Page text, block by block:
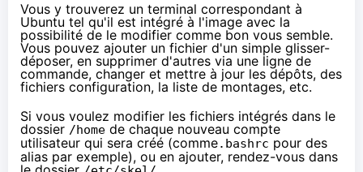
Vous y trouverez un terminal correspondant à
Ubuntu tel qu'il est intégré à l'image avec la
possibilité de le modifier comme bon vous semble.
Vous pouvez ajouter un fichier d'un simple glisser-
déposer, en supprimer d'autres via une ligne de
commande, changer et mettre à jour les dépôts, des
fichiers configuration, la liste de montages, etc.
Si vous voulez modifier les fichiers intégrés dans le
dossier /home de chaque nouveau compte
utilisateur qui sera créé (comme.bashrc pour des
alias par exemple), ou en ajouter, rendez-vous dans